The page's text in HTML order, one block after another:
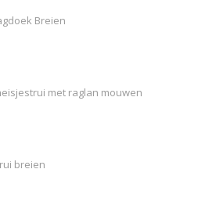
Breien
met raglan mouwen
breien